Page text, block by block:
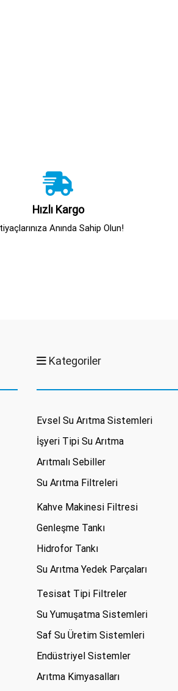
Hızlı Kargo
Anında Sahip Olun!
Kategoriler
Evsel Su Arıtma Sistemleri
İşyeri Tipi Su Arıtma
Arıtmalı Sebiller
Su Arıtma Filtreleri
Kahve Makinesi Filtresi
Genleşme Tankı
Hidrofor Tankı
Su Arıtma Yedek Parçaları
Tesisat Tipi Filtreler
Su Yumuşatma Sistemleri
Saf Su Üretim Sistemleri
Endüstriyel Sistemler
Arıtma Kimyasalları